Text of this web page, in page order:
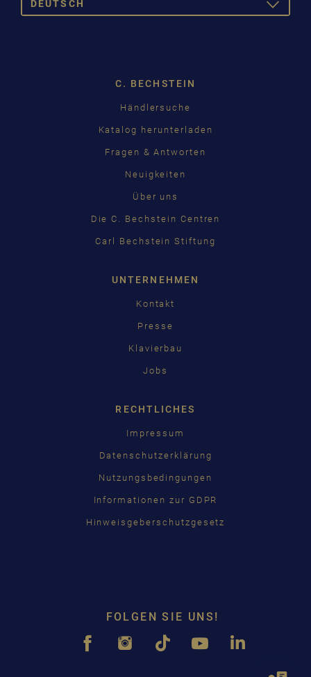
DEUTSCH
TOGGLE
Français
Pусский
C. BECHSTEIN
Händlersuche
Katalog herunterladen
Fragen & Antworten
Neuigkeiten
Über uns
Die C. Bechstein Centren
Carl Bechstein Stiftung
UNTERNEHMEN
Kontakt
Presse
Klavierbau
Jobs
RECHTLICHES
Impressum
Datenschutzerklärung
Nutzungsbedingungen
Informationen zur GDPR
Hinweisgeberschutzgesetz
FOLGEN SIE UNS!